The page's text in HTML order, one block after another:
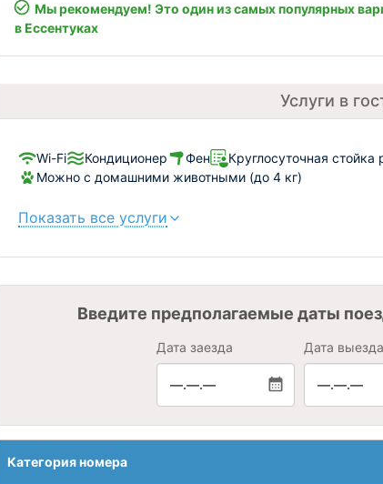
Мы рекомендуем! Это один из самых популярных
в Ессентуках
Услуги в
Wi-Fi Кондиционер Фен Круглосуточная стойка
Можно с домашними животными (до 4 кг)
Показать все услуги
Введите предполагаемые даты
Дата заезда
—.—.—
Дата выезда
—.—.—
Категория номера